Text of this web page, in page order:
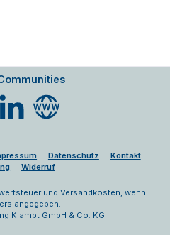
LinkedIn Website
Datenschutz
Kontakt
Widerruf
und Versandkosten, wenn
angegeben.
Klambt GmbH & Co. KG